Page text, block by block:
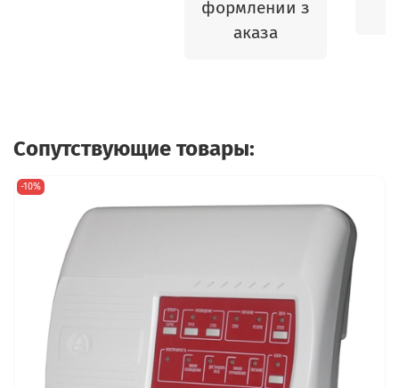
формлении з
аказа
Сопутствующие товары:
-10%